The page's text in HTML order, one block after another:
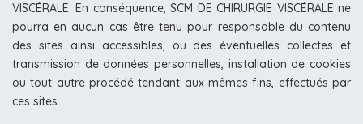
VISCÉRALE. En conséquence, SCM DE CHIRURGIE VISCÉRALE ne
pourra en aucun cas être tenu pour responsable du contenu
des sites ainsi accessibles, ou des éventuelles collectes et
transmission de données personnelles, installation de cookies
ou tout autre procédé tendant aux mêmes fins, effectués par
ces sites.